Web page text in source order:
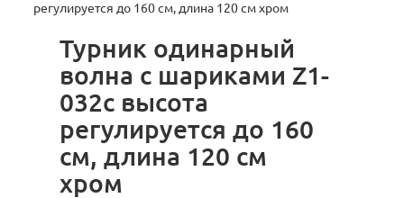
регулируется до 160 см, длина 120 см хром
Турник одинарный
волна с шариками Z1-
032с высота
регулируется до 160
см, длина 120 см
хром